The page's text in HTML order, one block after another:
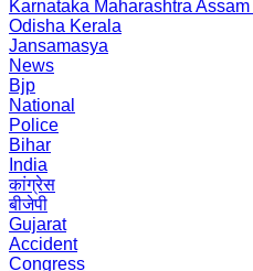
Karnataka Maharashtra Assam
Odisha Kerala
Jansamasya
News
Bjp
National
Police
Bihar
India
कांग्रेस
बीजेपी
Gujarat
Accident
Congress